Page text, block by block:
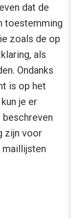
dat de
toestemming
zoals de op
als
Ondanks
is op het
je er
beschreven
zijn voor
maillijsten